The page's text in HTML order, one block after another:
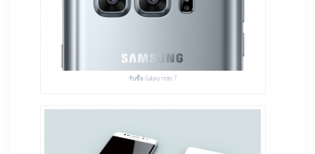
รับซื้อ Galaxy note 7